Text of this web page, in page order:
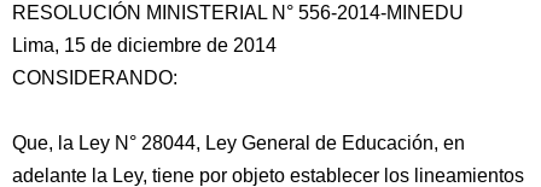
RESOLUCIÓN MINISTERIAL N° 556-2014-MINEDU
Lima, 15 de diciembre de 2014
CONSIDERANDO:
Que, la Ley N° 28044, Ley General de Educación, en
adelante la Ley, tiene por objeto establecer los lineamientos